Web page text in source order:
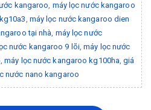
kangaroo, máy lọc nước kangaroo
, máy lọc nước kangaroo dien
tại nhà, máy lọc nước
nước kangaroo 9 lõi,máy lọc nước
,máy lọc nước kangaroo kg100ha,giá
nước nano kangaroo